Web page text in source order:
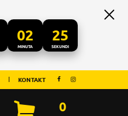
02
MINUTA
25
SEKUNDI
KONTAKT
0